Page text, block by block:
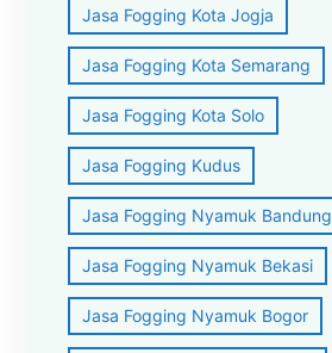
Jasa Fogging Kota Jogja
Jasa Fogging Kota Semarang
Jasa Fogging Kota Solo
Jasa Fogging Kudus
Jasa Fogging Nyamuk Bandung
Jasa Fogging Nyamuk Bekasi
Jasa Fogging Nyamuk Bogor